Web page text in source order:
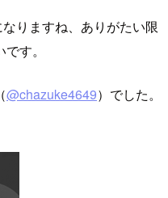
りますね、ありがたい限
す。
@chazuke4649）でした。